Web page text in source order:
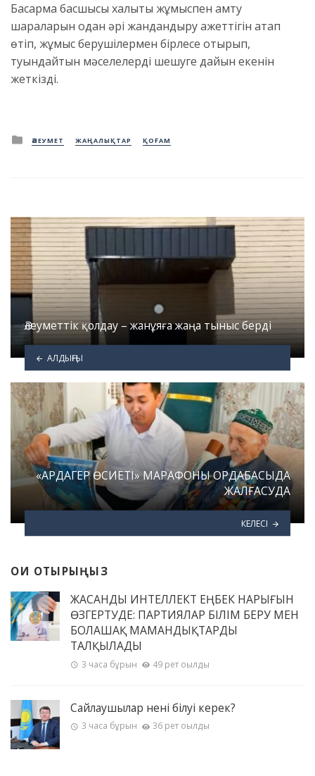
Басқарма басшысы халықты жұмыспен қамту
шараларын одан әрі жандандыру қажеттігін атап
өтіп, жұмыс берушілермен бірлесе отырып,
туындайтын мәселелерді шешуге дайын екенін
жеткізді.
Posted
in
ӘЛЕУМЕТ ЖАҢАЛЫҚТАР ҚОҒАМ
Әлеуметтік қолдау – жанұяға жаңа тыныс берді
АЛДЫҢҒЫ
«АРДАГЕР ӨСИЕТІ» МАРАФОНЫ ОРДАБАСЫДА
ЖАЛҒАСУДА
КЕЛЕСІ
ОҚИ ОТЫРЫҢЫЗ
ЖАСАНДЫ ИНТЕЛЛЕКТ ЕҢБЕК НАРЫҒЫН
ӨЗГЕРТУДЕ: ПАРТИЯЛАР БІЛІМ БЕРУ МЕН
БОЛАШАҚ МАМАНДЫҚТАРДЫ
ТАЛҚЫЛАДЫ
3 часа бұрын 49 рет оқылды
Сайлаушылар нені білуі керек?
3 часа бұрын 36 рет оқылды